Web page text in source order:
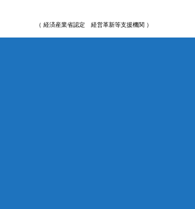
（ 経済産業省認定 経営革新等支援機関 ）